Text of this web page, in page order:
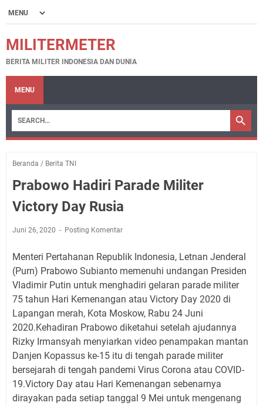
MILITERMETER
BERITA MILITER INDONESIA DAN DUNIA
MENU
Beranda / Berita TNI
Prabowo Hadiri Parade Militer
Victory Day Rusia
Juni 26, 2020 Posting Komentar
Menteri Pertahanan Republik Indonesia, Letnan Jenderal
(Purn) Prabowo Subianto memenuhi undangan Presiden
Vladimir Putin untuk menghadiri gelaran parade militer
75 tahun Hari Kemenangan atau Victory Day 2020 di
Lapangan merah, Kota Moskow, Rabu 24 Juni
2020.Kehadiran Prabowo diketahui setelah ajudannya
Rizky Irmansyah menyiarkan video penampakan mantan
Danjen Kopassus ke-15 itu di tengah parade militer
bersejarah di tengah pandemi Virus Corona atau COVID-
19.Victory Day atau Hari Kemenangan sebenarnya
dirayakan pada setiap tanggal 9 Mei untuk mengenang